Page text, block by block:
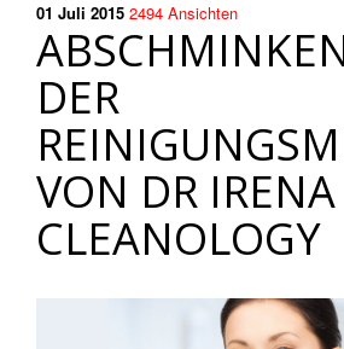
01 Juli 2015 2494 Ansichten
DER
VON DR IRENA
CLEANOLOGY